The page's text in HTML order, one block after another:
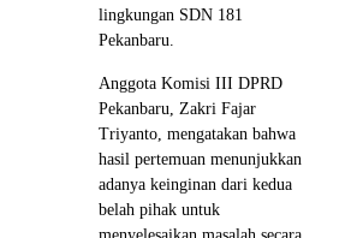
lingkungan SDN 181
Pekanbaru.
Anggota Komisi III DPRD
Pekanbaru, Zakri Fajar
Triyanto, mengatakan bahwa
hasil pertemuan menunjukkan
adanya keinginan dari kedua
belah pihak untuk